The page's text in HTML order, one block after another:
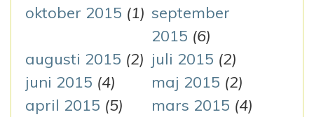
oktober 2015 (1) september
2015 (6)
augusti 2015 (2) juli 2015 (2)
juni 2015 (4) maj 2015 (2)
april 2015 (5) mars 2015 (4)